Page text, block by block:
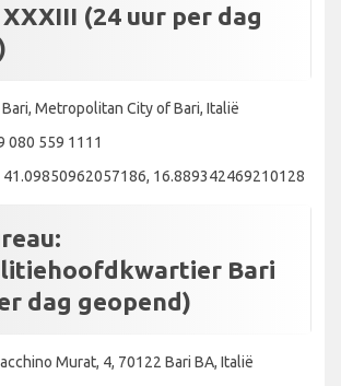
(24 uur per dag
Metropolitan City of Bari, Italië
080 559 1111
41.09850962057186, 16.889342469210128
Bari
dag geopend)
Murat, 4, 70122 Bari BA, Italië